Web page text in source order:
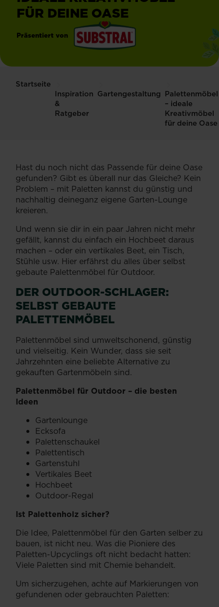
FÜR DEINE OASE
Präsentiert von
Startseite
Inspiration
&
Ratgeber
Gartengestaltung Palettenmöbel
– ideale
Kreativmöbel
für deine Oase
Hast du noch nicht das Passende für deine Oase
gefunden? Gibt es überall nur das Gleiche? Kein
Problem – mit Paletten kannst du günstig und
nachhaltig deineganz eigene Garten-Lounge
kreieren.
Und wenn sie dir in ein paar Jahren nicht mehr
gefällt, kannst du einfach ein Hochbeet daraus
machen – oder ein vertikales Beet, ein Tisch,
Stühle usw. Hier erfährst du alles über selbst
gebaute Palettenmöbel für Outdoor.
DER OUTDOOR-SCHLAGER:
SELBST GEBAUTE
PALETTENMÖBEL
Palettenmöbel sind umweltschonend, günstig
und vielseitig. Kein Wunder, dass sie seit
Jahrzehnten eine beliebte Alternative zu
gekauften Gartenmöbeln sind.
Palettenmöbel für Outdoor – die besten
Ideen
Gartenlounge
Ecksofa
Palettenschaukel
Palettentisch
Gartenstuhl
Vertikales Beet
Hochbeet
Outdoor-Regal
Ist Palettenholz sicher?
Die Idee, Palettenmöbel für den Garten selber zu
bauen, ist nicht neu. Was die Pioniere des
Paletten-Upcyclings oft nicht bedacht hatten:
Viele Paletten sind mit Chemie behandelt.
Um sicherzugehen, achte auf Markierungen von
gefundenen oder gebrauchten Paletten: